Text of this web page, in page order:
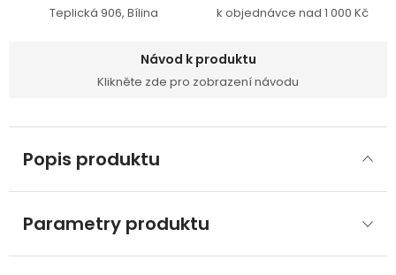
Teplická 906, Bílina k objednávce nad 1 000 Kč
Návod k produktu
Klikněte zde pro zobrazení návodu
Popis produktu
Parametry produktu